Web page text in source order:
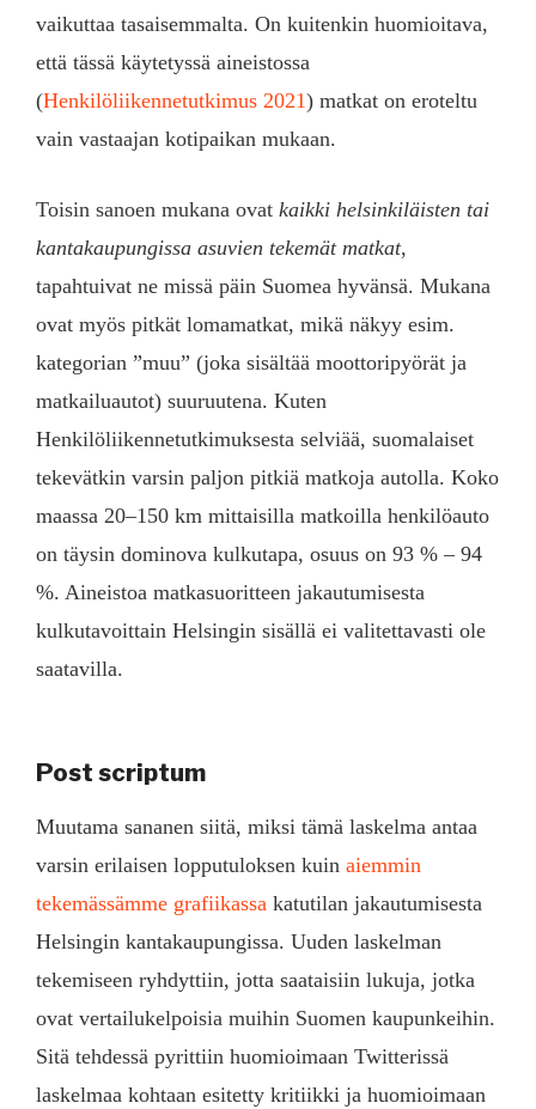
vaikuttaa tasaisemmalta. On kuitenkin huomioitava,
että tässä käytetyssä aineistossa
(Henkilöliikennetutkimus 2021) matkat on eroteltu
vain vastaajan kotipaikan mukaan.
Toisin sanoen mukana ovat kaikki helsinkiläisten tai
kantakaupungissa asuvien tekemät matkat,
tapahtuivat ne missä päin Suomea hyvänsä. Mukana
ovat myös pitkät lomamatkat, mikä näkyy esim.
kategorian ”muu” (joka sisältää moottoripyörät ja
matkailuautot) suuruutena. Kuten
Henkilöliikennetutkimuksesta selviää, suomalaiset
tekevätkin varsin paljon pitkiä matkoja autolla. Koko
maassa 20–150 km mittaisilla matkoilla henkilöauto
on täysin dominova kulkutapa, osuus on 93 % – 94
%. Aineistoa matkasuoritteen jakautumisesta
kulkutavoittain Helsingin sisällä ei valitettavasti ole
saatavilla.
Post scriptum
Muutama sananen siitä, miksi tämä laskelma antaa
varsin erilaisen lopputuloksen kuin aiemmin
tekemässämme grafiikassa katutilan jakautumisesta
Helsingin kantakaupungissa. Uuden laskelman
tekemiseen ryhdyttiin, jotta saataisiin lukuja, jotka
ovat vertailukelpoisia muihin Suomen kaupunkeihin.
Sitä tehdessä pyrittiin huomioimaan Twitterissä
laskelmaa kohtaan esitetty kritiikki ja huomioimaan